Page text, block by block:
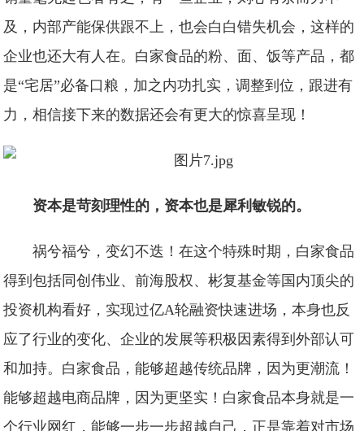
及，内部产能保供跟不上，也会白白错失机会，这样的
企业也还大有人在。白家食品的粉、面、饭等产品，都
是“宅居”必备口粮，加之内功扎实，调整到位，跟进有
力，相信接下来的数据还会有更大的惊喜呈现！
资本是苛刻理性的，资本也是犀利敏锐的。
祸兮福兮，变幻不迭！在这个特殊时期，白家食品
得到包括同创伟业、前海股权、彬复基金等国内顶尖的
投资机构看好，实现过亿A轮融资快速进场，本身也反
应了行业的变化、企业的发展等积极因素得到外部认可
和加持。白家食品，能够超越传统品牌，因为更潮流！
能够超越电商品牌，因为更坚实！白家食品本身就是一
个行业网红，能够一步一步超越自己，正是靠着对市场